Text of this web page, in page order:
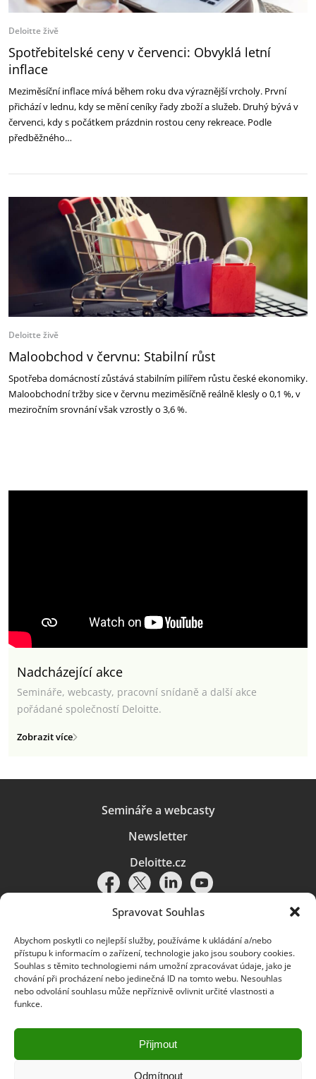
Spravovat Souhlas
Abychom poskytli co nejlepší služby, používáme k ukládání a/nebo
přístupu k informacím o zařízení, technologie jako jsou soubory cookies.
Souhlas s těmito technologiemi nám umožní zpracovávat údaje, jako je
chování při procházení nebo jedinečná ID na tomto webu. Nesouhlas
nebo odvolání souhlasu může nepříznivě ovlivnit určité vlastnosti a
funkce.
Přijmout
Odmítnout
Deloitte živě
Spotřebitelské ceny v červenci: Obvyklá letní
inflace
Meziměsíční inflace mívá během roku dva výraznější vrcholy. První
přichází v lednu, kdy se mění ceníky řady zboží a služeb. Druhý bývá v
červenci, kdy s počátkem prázdnin rostou ceny rekreace. Podle
předběžného…
Deloitte živě
Maloobchod v červnu: Stabilní růst
Spotřeba domácností zůstává stabilním pilířem růstu české ekonomiky.
Maloobchodní tržby sice v červnu meziměsíčně reálně klesly o 0,1 %, v
meziročním srovnání však vzrostly o 3,6 %.
Nadcházející akce
Semináře, webcasty, pracovní snídaně a další akce
pořádané společností Deloitte.
Zobrazit více
Semináře a webcasty
Newsletter
Deloitte.cz
Pravidla používání|Ochrana osobních údajů|Soubory cookies |
Deloitte.cz
© 2026. Více informací najdete vPravidlech používání.
Deloitte označuje jednu či více společností globální sítě členských
a přidružené subjekty (souhrnně „organizace Deloitte“). Společnost DTTL
(rovněž označovaná jako „Deloitte Global“) a každá z jejích členských
společností a jejich přidružených subjektů je samostatným a nezávislým
právním subjektem, který není oprávněn zavazovat nebo přijímat závazky
za jinou z těchto členských společností a jejich přidružených subjektů ve